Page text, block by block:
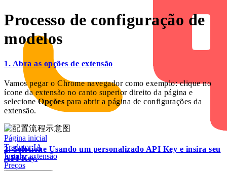
Página inicial
Tradutor IA
Instalar extensão
Preços
Processo de configuração de
modelos
1. Abra as opções de extensão
Vamos pegar o Chrome navegador como exemplo: clique no
ícone da extensão no canto superior direito da página e
selecioneOpções para abrir a página de configurações da
extensão.
2. Selecione Usando um personalizado API Key e insira seu
API Key.